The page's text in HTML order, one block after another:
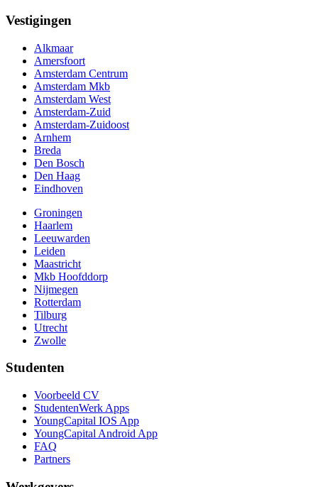
Vestigingen
Alkmaar
Amersfoort
Amsterdam Centrum
Amsterdam Mkb
Amsterdam West
Amsterdam-Zuid
Amsterdam-Zuidoost
Arnhem
Breda
Den Bosch
Den Haag
Eindhoven
Groningen
Haarlem
Leeuwarden
Leiden
Maastricht
Mkb Hoofddorp
Nijmegen
Rotterdam
Tilburg
Utrecht
Zwolle
Studenten
Voorbeeld CV
StudentenWerk Apps
YoungCapital IOS App
YoungCapital Android App
FAQ
Partners